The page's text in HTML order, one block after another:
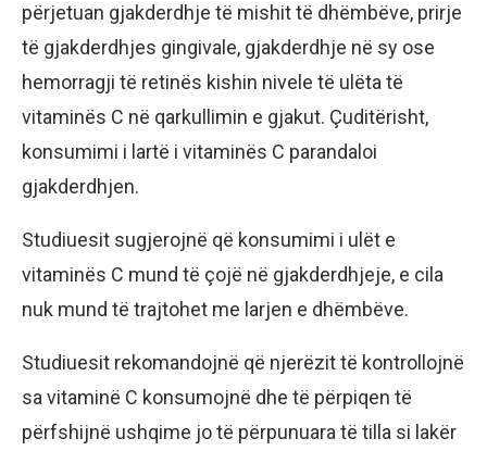
përjetuan gjakderdhje të mishit të dhëmbëve, prirje
të gjakderdhjes gingivale, gjakderdhje në sy ose
hemorragji të retinës kishin nivele të ulëta të
vitaminës C në qarkullimin e gjakut. Çuditërisht,
konsumimi i lartë i vitaminës C parandaloi
gjakderdhjen.
Studiuesit sugjerojnë që konsumimi i ulët e
vitaminës C mund të çojë në gjakderdhjeje, e cila
nuk mund të trajtohet me larjen e dhëmbëve.
Studiuesit rekomandojnë që njerëzit të kontrollojnë
sa vitaminë C konsumojnë dhe të përpiqen të
përfshijnë ushqime jo të përpunuara të tilla si lakër